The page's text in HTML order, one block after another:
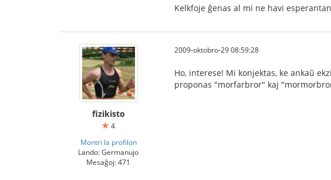
Kelkfoje ĝenas al mi ne havi
fizikisto
4
Montri la profilon
Lando: Germanujo
Mesaĝoj: 471
2009-oktobro-29 08:59:28
Ho, interese! Mi konjektas, ke ankaŭ
proponas "morfarbror" kaj